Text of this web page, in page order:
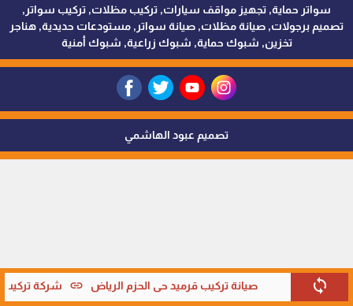
sync صيانة تركيب قرميد حي الحزم الرياض link شركة تركيب
سواتر حماية, تجهيز مواقف سيارات, تركيب مظلات, تركيب سواتر,
تصميم برجولات, صيانة مظلات, صيانة سواتر, مستودعات حديدية, هناجر
تخزين, شبوك حماية, شبوك زراعية, شبوك أمنية
تصميم عبود الهاشمي